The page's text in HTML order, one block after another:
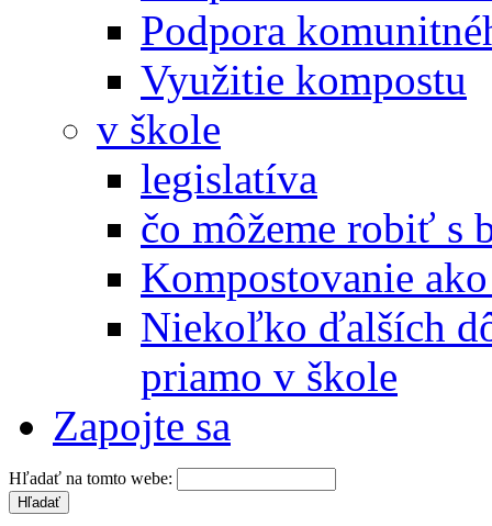
Podpora
Využitie kompostu
v škole
legislatíva
čo môžeme robiť s
Kompostovanie
Niekoľko ďalších
priamo v škole
Zapojte sa
Hľadať na tomto webe: